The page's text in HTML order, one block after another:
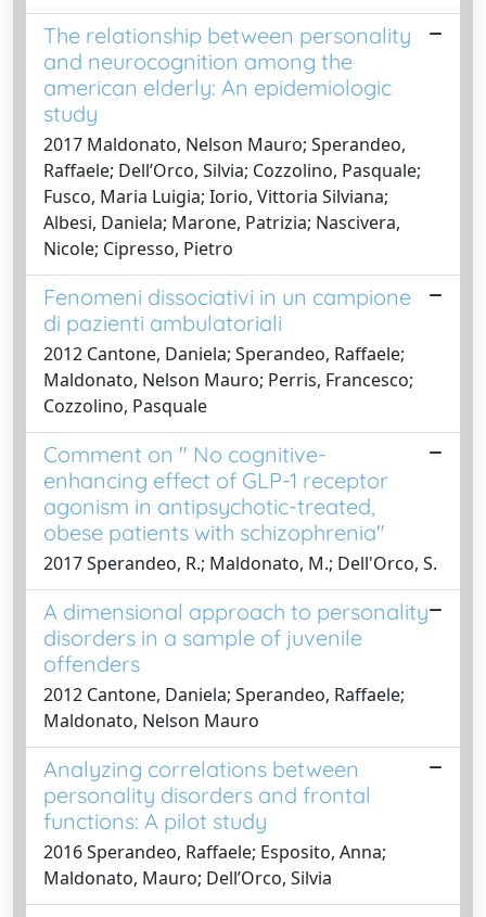
The relationship between personality
and neurocognition among the
american elderly: An epidemiologic
study
2017 Maldonato, Nelson Mauro; Sperandeo,
Raffaele; Dell’Orco, Silvia; Cozzolino, Pasquale;
Fusco, Maria Luigia; Iorio, Vittoria Silviana;
Albesi, Daniela; Marone, Patrizia; Nascivera,
Nicole; Cipresso, Pietro
Fenomeni dissociativi in un campione
di pazienti ambulatoriali
2012 Cantone, Daniela; Sperandeo, Raffaele;
Maldonato, Nelson Mauro; Perris, Francesco;
Cozzolino, Pasquale
Comment on " No cognitive-
enhancing effect of GLP-1 receptor
agonism in antipsychotic-treated,
obese patients with schizophrenia"
2017 Sperandeo, R.; Maldonato, M.; Dell'Orco, S.
A dimensional approach to personality
disorders in a sample of juvenile
offenders
2012 Cantone, Daniela; Sperandeo, Raffaele;
Maldonato, Nelson Mauro
Analyzing correlations between
personality disorders and frontal
functions: A pilot study
2016 Sperandeo, Raffaele; Esposito, Anna;
Maldonato, Mauro; Dell’Orco, Silvia